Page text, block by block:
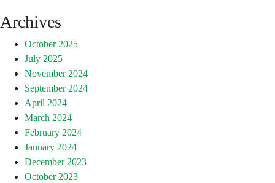
Archives
October 2025
July 2025
November 2024
September 2024
April 2024
March 2024
February 2024
January 2024
December 2023
October 2023